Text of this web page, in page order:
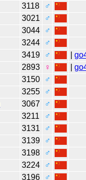
3118
♂
3021
♂
3044
♂
3244
♂
3419 ♂ |
2893 ♀ |
3150
♂
3255
♂
3067
♂
3211
♂
3131
♂
3139
♂
3198
♂
3224
♂
3196
♂